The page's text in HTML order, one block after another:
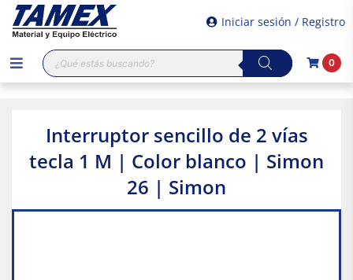
Iniciar sesión / Registro
Búsqueda
de
productos
0
Interruptor sencillo de 2 vías
tecla 1 M | Color blanco | Simon
26 | Simon